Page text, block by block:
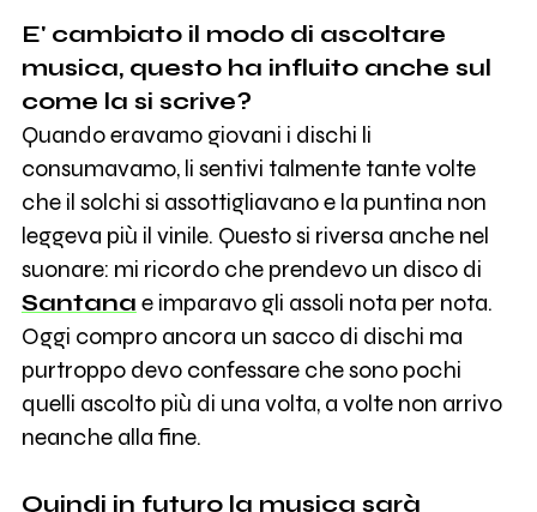
E' cambiato il modo di ascoltare
musica, questo ha influito anche sul
come la si scrive?
Quando eravamo giovani i dischi li
consumavamo, li sentivi talmente tante volte
che il solchi si assottigliavano e la puntina non
leggeva più il vinile. Questo si riversa anche nel
suonare: mi ricordo che prendevo un disco di
Santana e imparavo gli assoli nota per nota.
Oggi compro ancora un sacco di dischi ma
purtroppo devo confessare che sono pochi
quelli ascolto più di una volta, a volte non arrivo
neanche alla fine.
Quindi in futuro la musica sarà